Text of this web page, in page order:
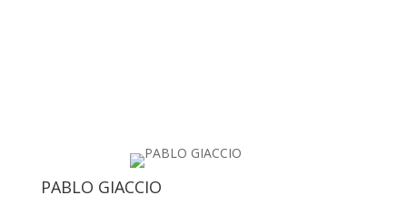
PABLO GIACCIO